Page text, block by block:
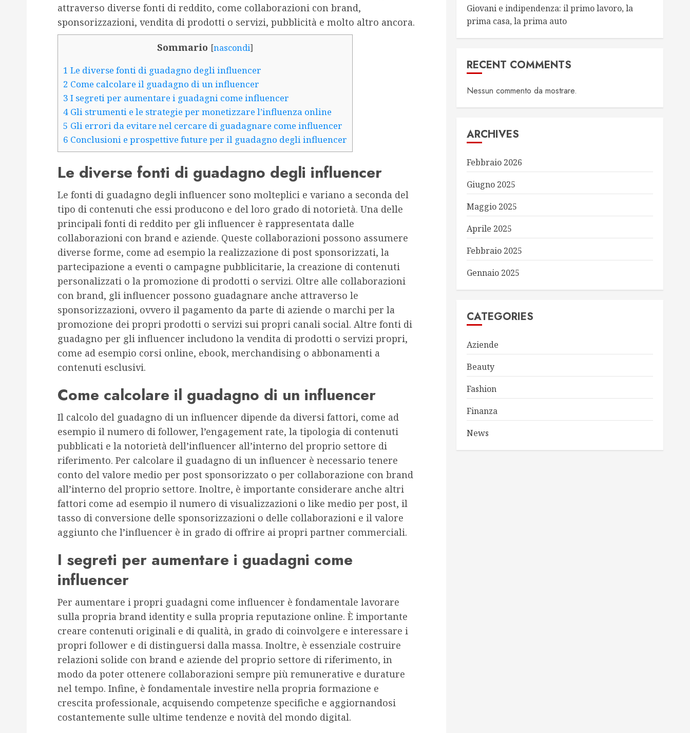
attraverso diverse fonti di reddito, come collaborazioni con brand,
sponsorizzazioni, vendita di prodotti o servizi, pubblicità e molto altro ancora.
Sommario [nascondi]
1 Le diverse fonti di guadagno degli influencer
2 Come calcolare il guadagno di un influencer
3 I segreti per aumentare i guadagni come influencer
4 Gli strumenti e le strategie per monetizzare l’influenza online
5 Gli errori da evitare nel cercare di guadagnare come influencer
6 Conclusioni e prospettive future per il guadagno degli influencer
Le diverse fonti di guadagno degli influencer
Le fonti di guadagno degli influencer sono molteplici e variano a seconda del
tipo di contenuti che essi producono e del loro grado di notorietà. Una delle
principali fonti di reddito per gli influencer è rappresentata dalle
collaborazioni con brand e aziende. Queste collaborazioni possono assumere
diverse forme, come ad esempio la realizzazione di post sponsorizzati, la
partecipazione a eventi o campagne pubblicitarie, la creazione di contenuti
personalizzati o la promozione di prodotti o servizi. Oltre alle collaborazioni
con brand, gli influencer possono guadagnare anche attraverso le
sponsorizzazioni, ovvero il pagamento da parte di aziende o marchi per la
promozione dei propri prodotti o servizi sui propri canali social. Altre fonti di
guadagno per gli influencer includono la vendita di prodotti o servizi propri,
come ad esempio corsi online, ebook, merchandising o abbonamenti a
contenuti esclusivi.
Come calcolare il guadagno di un influencer
Il calcolo del guadagno di un influencer dipende da diversi fattori, come ad
esempio il numero di follower, l’engagement rate, la tipologia di contenuti
pubblicati e la notorietà dell’influencer all’interno del proprio settore di
riferimento. Per calcolare il guadagno di un influencer è necessario tenere
conto del valore medio per post sponsorizzato o per collaborazione con brand
all’interno del proprio settore. Inoltre, è importante considerare anche altri
fattori come ad esempio il numero di visualizzazioni o like medio per post, il
tasso di conversione delle sponsorizzazioni o delle collaborazioni e il valore
aggiunto che l’influencer è in grado di offrire ai propri partner commerciali.
I segreti per aumentare i guadagni come
influencer
Per aumentare i propri guadagni come influencer è fondamentale lavorare
sulla propria brand identity e sulla propria reputazione online. È importante
creare contenuti originali e di qualità, in grado di coinvolgere e interessare i
propri follower e di distinguersi dalla massa. Inoltre, è essenziale costruire
relazioni solide con brand e aziende del proprio settore di riferimento, in
modo da poter ottenere collaborazioni sempre più remunerative e durature
nel tempo. Infine, è fondamentale investire nella propria formazione e
crescita professionale, acquisendo competenze specifiche e aggiornandosi
costantemente sulle ultime tendenze e novità del mondo digital.
Giovani e indipendenza: il primo lavoro, la
prima casa, la prima auto
RECENT COMMENTS
Nessun commento da mostrare.
ARCHIVES
Febbraio 2026
Giugno 2025
Maggio 2025
Aprile 2025
Febbraio 2025
Gennaio 2025
CATEGORIES
Aziende
Beauty
Fashion
Finanza
News